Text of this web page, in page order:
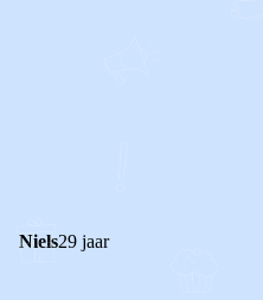
Niels29 jaar